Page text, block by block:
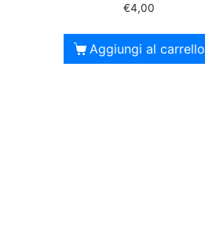
€4,00
Aggiungi al carrello